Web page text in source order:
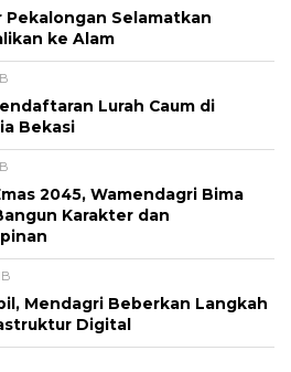
Pekalongan Selamatkan
ke Alam
Lurah Caum di
Bekasi
2045, Wamendagri Bima
Karakter dan
Mendagri Beberkan Langkah
Digital